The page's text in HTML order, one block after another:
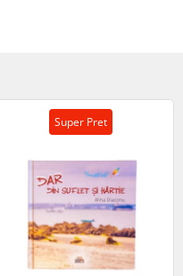
Super Pret